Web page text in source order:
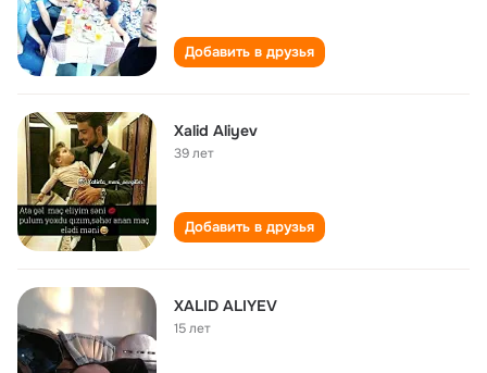
Добавить в друзья
Xalid Aliyev
39 лет
Добавить в друзья
XALID ALIYEV
15 лет